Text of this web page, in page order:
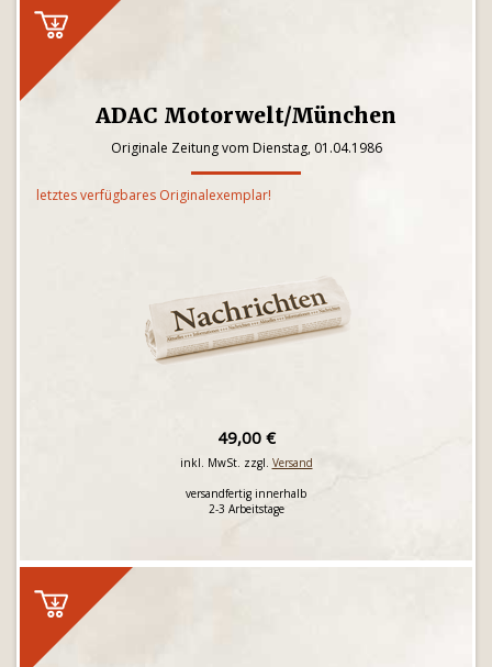
ADAC Motorwelt/München
Originale Zeitung vom Dienstag, 01.04.1986
letztes verfügbares Originalexemplar!
49,00 €
inkl. MwSt. zzgl. Versand
versandfertig innerhalb
2-3 Arbeitstage